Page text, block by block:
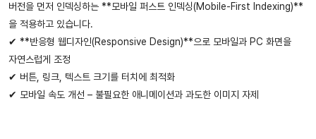
버전을 먼저 인덱싱하는 **모바일 퍼스트 인덱싱(Mobile-First Indexing)**
을 적용하고 있습니다.
✔ **반응형 웹디자인(Responsive Design)**으로 모바일과 PC 화면을
자연스럽게 조정
✔ 버튼, 링크, 텍스트 크기를 터치에 최적화
✔ 모바일 속도 개선 – 불필요한 애니메이션과 과도한 이미지 자제